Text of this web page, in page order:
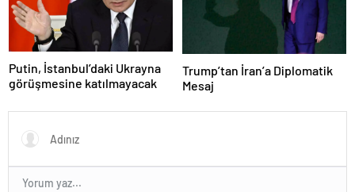
Putin, İstanbul’daki Ukrayna
görüşmesine katılmayacak
Trump’tan İran’a Diplomatik
Mesaj